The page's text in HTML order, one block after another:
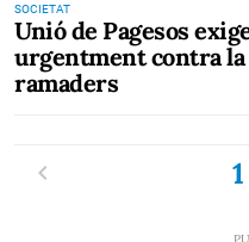
SOCIETAT
Unió de Pagesos
urgentment contra
ramaders
Previ 1